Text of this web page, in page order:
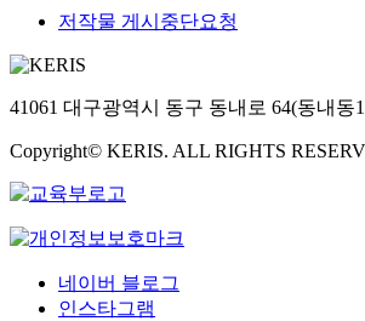
저작물 게시중단요청
41061 대구광역시 동구 동내로 64(동내동
Copyright© KERIS. ALL RIGHTS
네이버 블로그
인스타그램